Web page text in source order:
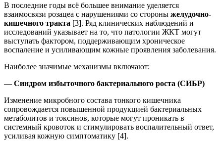
В последние годы всё большее внимание уделяется
взаимосвязи розацеа с нарушениями со стороны желудочно-
кишечного тракта [3]. Ряд клинических наблюдений и
исследований указывает на то, что патологии ЖКТ могут
выступать фактором, поддерживающим хроническое
воспаление и усиливающим кожные проявления заболевания.
Наиболее значимые механизмы включают:
— Синдром избыточного бактериального роста (СИБР)
Изменение микробного состава тонкого кишечника
сопровождается повышенной продукцией бактериальных
метаболитов и токсинов, которые могут проникать в
системный кровоток и стимулировать воспалительный ответ,
усиливая кожную симптоматику [4].